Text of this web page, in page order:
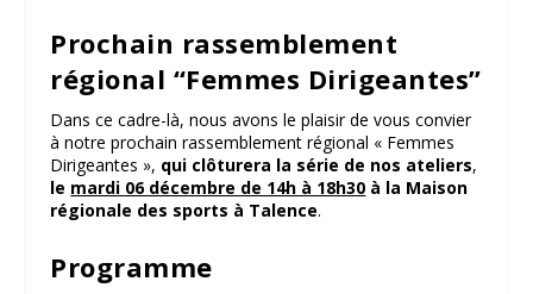
Prochain rassemblement
régional “Femmes Dirigeantes”
Dans ce cadre-là, nous avons le plaisir de vous convier
à notre prochain rassemblement régional « Femmes
Dirigeantes », qui clôturera la série de nos ateliers,
le mardi 06 décembre de 14h à 18h30 à la Maison
régionale des sports à Talence.
Programme